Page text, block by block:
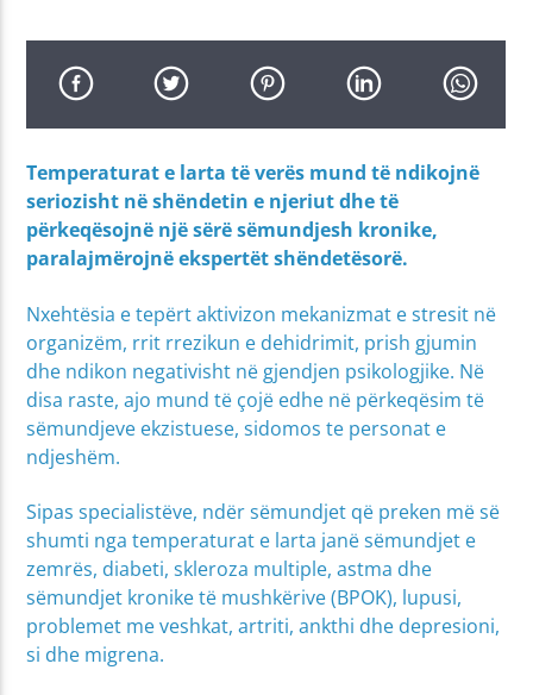
Temperaturat e larta të verës mund të ndikojnë
seriozisht në shëndetin e njeriut dhe të
përkeqësojnë një sërë sëmundjesh kronike,
paralajmërojnë ekspertët shëndetësorë.
Nxehtësia e tepërt aktivizon mekanizmat e stresit në
organizëm, rrit rrezikun e dehidrimit, prish gjumin
dhe ndikon negativisht në gjendjen psikologjike. Në
disa raste, ajo mund të çojë edhe në përkeqësim të
sëmundjeve ekzistuese, sidomos te personat e
ndjeshëm.
Sipas specialistëve, ndër sëmundjet që preken më së
shumti nga temperaturat e larta janë sëmundjet e
zemrës, diabeti, skleroza multiple, astma dhe
sëmundjet kronike të mushkërive (BPOK), lupusi,
problemet me veshkat, artriti, ankthi dhe depresioni,
si dhe migrena.